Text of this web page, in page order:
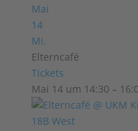
Mai
14
Mi.
Elterncafé
Tickets
Mai 14 um 14:30 –